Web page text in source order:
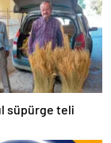
süpürge teli